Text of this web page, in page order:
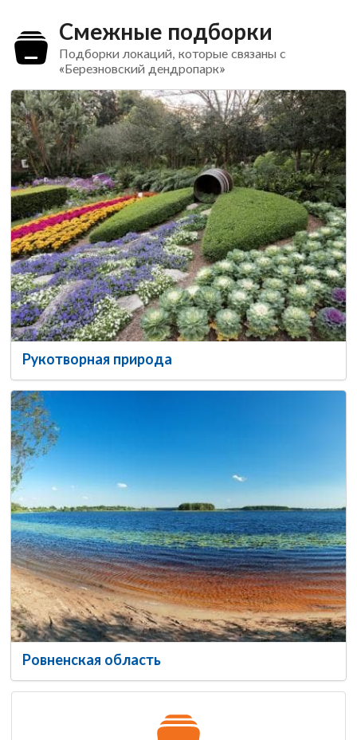
Смежные подборки
Подборки локаций, которые связаны с
«Березновский дендропарк»
Рукотворная природа
Ровненская область